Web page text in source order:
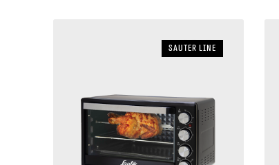
sauter LINE